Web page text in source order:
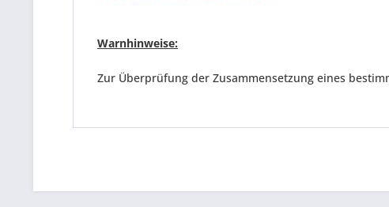
Warnhinweise:
Zur Überprüfung der Zusammensetzung eines